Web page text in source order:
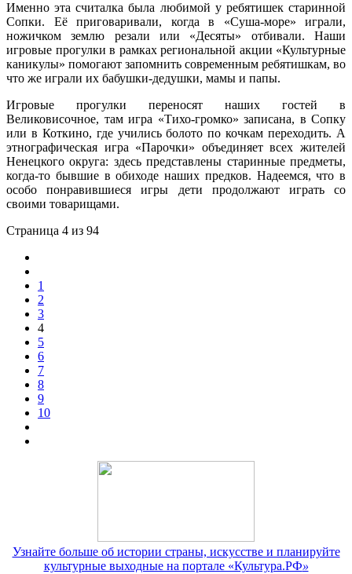
Именно эта считалка была любимой у ребятишек старинной
Сопки. Её приговаривали, когда в «Суша-море» играли,
ножичком землю резали или «Десяты» отбивали. Наши
игровые прогулки в рамках региональной акции «Культурные
каникулы» помогают запомнить современным ребятишкам, во
что же играли их бабушки-дедушки, мамы и папы.
Игровые прогулки переносят наших гостей в
Великовисочное, там игра «Тихо-громко» записана, в Сопку
или в Коткино, где учились болото по кочкам переходить. А
этнографическая игра «Парочки» объединяет всех жителей
Ненецкого округа: здесь представлены старинные предметы,
когда-то бывшие в обиходе наших предков. Надеемся, что в
особо понравившиеся игры дети продолжают играть со
своими товарищами.
Страница 4 из 94
1
2
3
4
5
6
7
8
9
10
Узнайте больше об истории страны, искусстве и планируйте
культурные выходные на портале «Культура.РФ»